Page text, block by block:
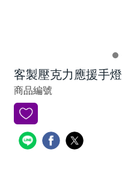
客製壓克力應援手燈
商品編號